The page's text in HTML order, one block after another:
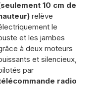
10 cm de
relève
le
et les jambes
à deux moteurs
et silencieux,
par
radio